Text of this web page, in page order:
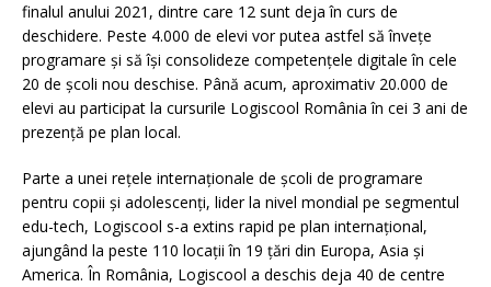
finalul anului 2021, dintre care 12 sunt deja în curs de
deschidere. Peste 4.000 de elevi vor putea astfel să învețe
programare și să își consolideze competențele digitale în cele
20 de școli nou deschise. Până acum, aproximativ 20.000 de
elevi au participat la cursurile Logiscool România în cei 3 ani de
prezență pe plan local.
Parte a unei rețele internaționale de școli de programare
pentru copii și adolescenți, lider la nivel mondial pe segmentul
edu-tech, Logiscool s-a extins rapid pe plan internațional,
ajungând la peste 110 locații în 19 țări din Europa, Asia și
America. În România, Logiscool a deschis deja 40 de centre